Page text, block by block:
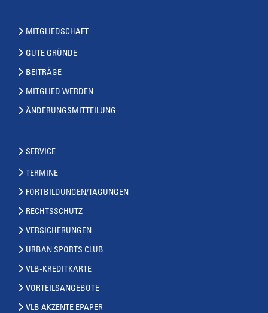
MITGLIEDSCHAFT
GUTE GRÜNDE
BEITRÄGE
MITGLIED WERDEN
ÄNDERUNGSMITTEILUNG
SERVICE
TERMINE
FORTBILDUNGEN/TAGUNGEN
RECHTSSCHUTZ
VERSICHERUNGEN
URBAN SPORTS CLUB
VLB-KREDITKARTE
VORTEILSANGEBOTE
VLB AKZENTE EPAPER